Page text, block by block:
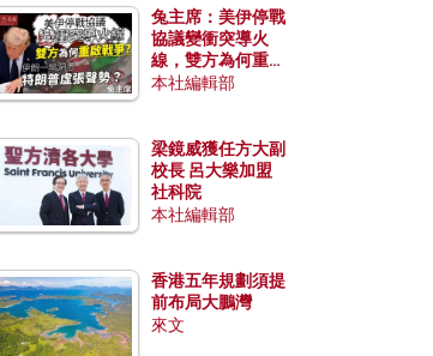
兔主席：美伊停戰
協議變衝突導火
線，雙方為何重啟
戰爭？伊朗一早洞
本社編輯部
梁鏡威獲任方大副
校長 呂大樂加盟
社科院
本社編輯部
香港五年規劃須提
前布局大鵬灣
來文